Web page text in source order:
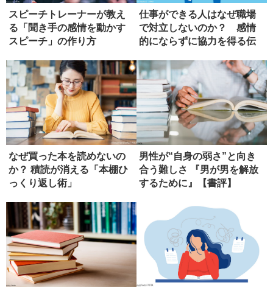
スピーチトレーナーが教え
る「聞き手の感情を動かす
スピーチ」の作り方
仕事ができる人はなぜ職場
で対立しないのか？ 感情
的にならずに協力を得る伝
なぜ買った本を読めないの
か？ 積読が消える「本棚ひ
っくり返し術」
男性が“自身の弱さ”と向き
合う難しさ 『男が男を解放
するために』【書評】